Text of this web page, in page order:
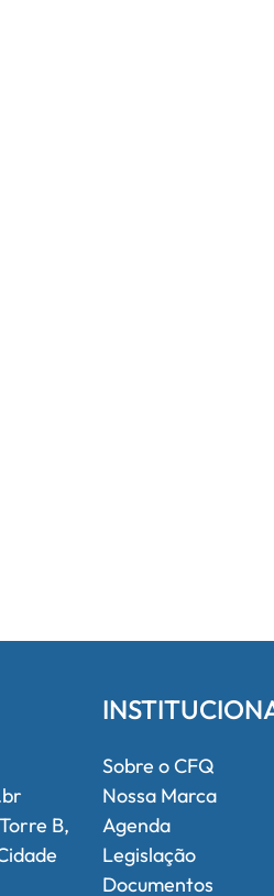
B,
Sobre o CFQ
Nossa Marca
Agenda
Legislação
Documentos